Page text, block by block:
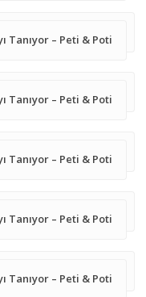
Tanıyor – Peti & Poti
Tanıyor – Peti & Poti
Tanıyor – Peti & Poti
Tanıyor – Peti & Poti
Tanıyor – Peti & Poti